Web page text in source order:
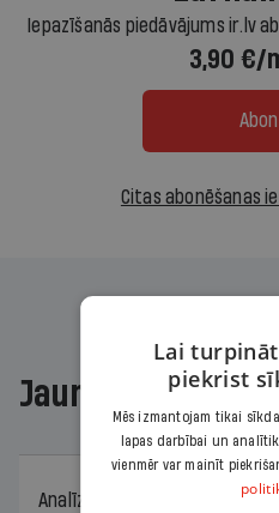
Iepazīšanās piedāvājums ir.lv
3,90 €/
Citas abonēšanas
Jaunākajā
Analīze
Lai
piekrist
Mēs izmantojam tikai
lapas darbībai un
vienmēr var mainīt